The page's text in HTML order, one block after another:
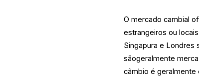
O mercado cambial
estrangeiros ou
Singapura e
sãogeralmente
câmbio é